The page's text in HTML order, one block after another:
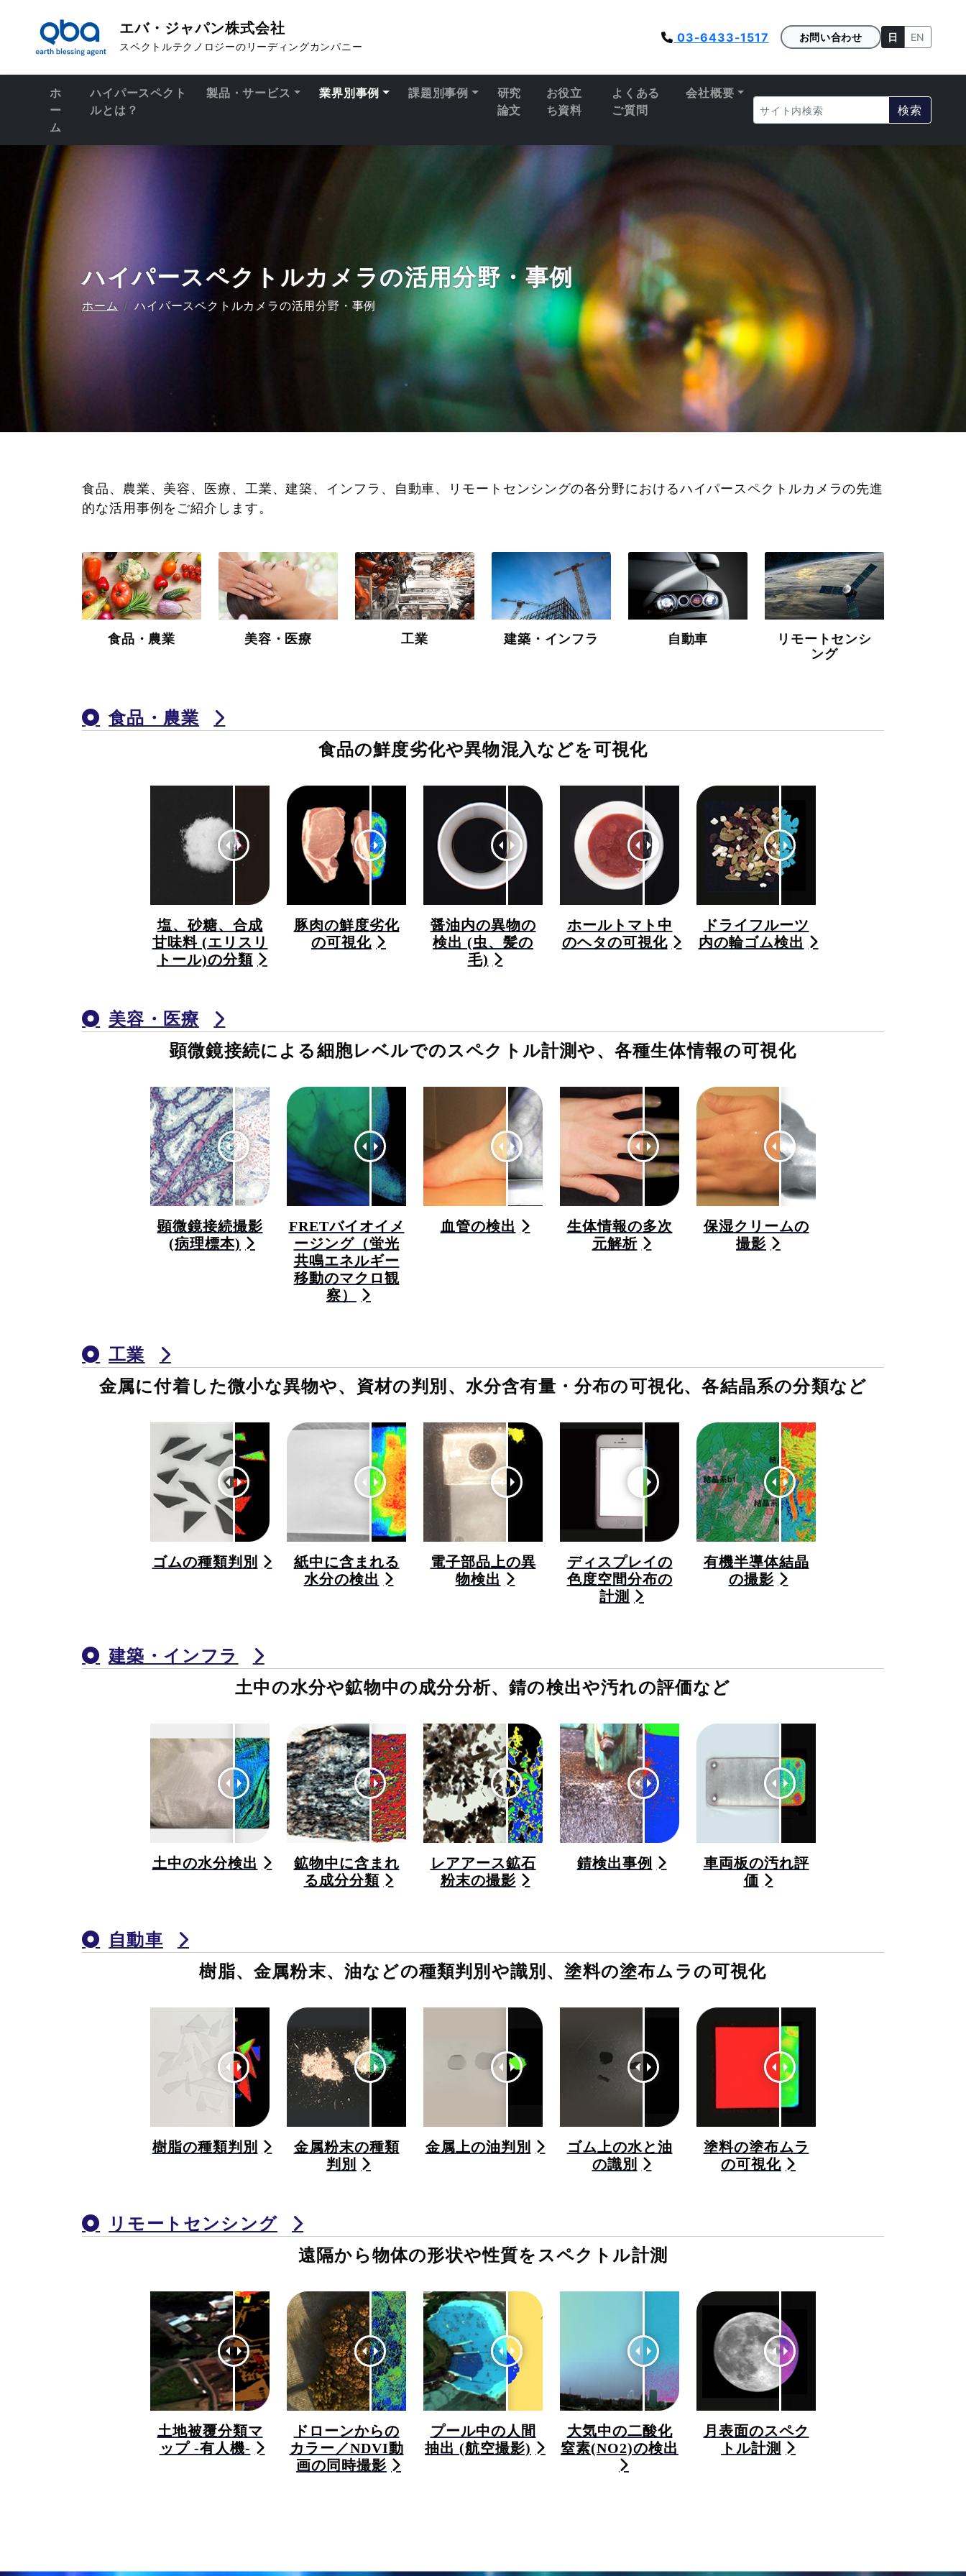
エバ・ジャパン株式会社
スペクトルテクノロジーのリーディングカンパニー
03-6433-1517 お問い合わせ 日 EN
ホ
ー
ム
ハイパースペクト
ルとは？
製品・サービス 業界別事例 課題別事例
研究
論文
お役立
ち資料
よくある
ご質問
会社概要
検索
ハイパースペクトルカメラの活用分野・事例
ホーム ハイパースペクトルカメラの活用分野・事例
食品、農業、美容、医療、工業、建築、インフラ、自動車、リモートセンシングの各分野におけるハイパースペクトルカメラの先進
的な活用事例をご紹介します。
食品・農業 美容・医療 工業 建築・インフラ 自動車
リモートセンシ
ング
食品・農業
食品の鮮度劣化や異物混入などを可視化
塩、砂糖、合成
甘味料 (エリスリ
トール)の分類
豚肉の鮮度劣化
の可視化
醤油内の異物の
検出 (虫、髪の
毛)
ホールトマト中
のヘタの可視化
ドライフルーツ
内の輪ゴム検出
美容・医療
顕微鏡接続による細胞レベルでのスペクトル計測や、各種生体情報の可視化
顕微鏡接続撮影
(病理標本)
FRETバイオイメ
ージング（蛍光
共鳴エネルギー
移動のマクロ観
察）
血管の検出
生体情報の多次
元解析
保湿クリームの
撮影
工業
金属に付着した微小な異物や、資材の判別、水分含有量・分布の可視化、各結晶系の分類など
ゴムの種類判別
紙中に含まれる
水分の検出
電子部品上の異
物検出
ディスプレイの
色度空間分布の
計測
有機半導体結晶
の撮影
建築・インフラ
土中の水分や鉱物中の成分分析、錆の検出や汚れの評価など
土中の水分検出
鉱物中に含まれ
る成分分類
レアアース鉱石
粉末の撮影
錆検出事例
車両板の汚れ評
価
自動車
樹脂、金属粉末、油などの種類判別や識別、塗料の塗布ムラの可視化
樹脂の種類判別
金属粉末の種類
判別
金属上の油判別
ゴム上の水と油
の識別
塗料の塗布ムラ
の可視化
リモートセンシング
遠隔から物体の形状や性質をスペクトル計測
土地被覆分類マ
ップ -有人機-
ドローンからの
カラー／NDVI動
画の同時撮影
プール中の人間
抽出 (航空撮影)
大気中の二酸化
窒素(NO2)の検出
月表面のスペク
トル計測